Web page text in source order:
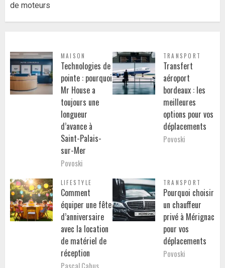
de moteurs
MAISON
Technologies de
pointe : pourquoi
Mr House a
toujours une
longueur
d’avance à
Saint-Palais-
sur-Mer
Povoski
TRANSPORT
Transfert
aéroport
bordeaux : les
meilleures
options pour vos
déplacements
Povoski
LIFESTYLE
Comment
équiper une fête
d’anniversaire
avec la location
de matériel de
réception
Pascal Cabus
TRANSPORT
Pourquoi choisir
un chauffeur
privé à Mérignac
pour vos
déplacements
Povoski